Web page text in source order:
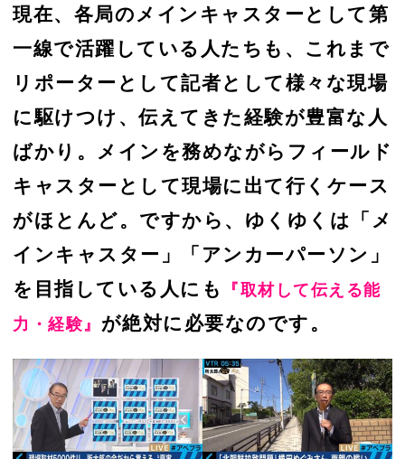
現在、各局のメインキャスターとして第
一線で活躍している人たちも、これまで
リポーターとして記者として様々な現場
に駆けつけ、伝えてきた経験が豊富な人
ばかり。メインを務めながらフィールド
キャスターとして現場に出て行くケース
がほとんど。ですから、ゆくゆくは「メ
インキャスター」「アンカーパーソン」
を目指している人にも
『取材して伝える能
力・経験』 が絶対に必要なのです。